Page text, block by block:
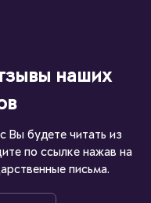
наших
Вы будете читать из
по ссылке нажав на
письма.